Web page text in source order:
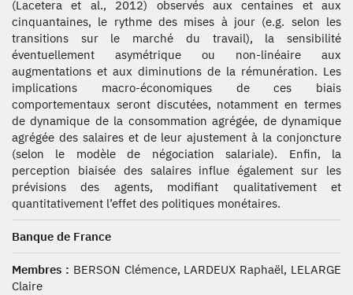
(Lacetera et al., 2012) observés aux centaines et aux
cinquantaines, le rythme des mises à jour (e.g. selon les
transitions sur le marché du travail), la sensibilité
éventuellement asymétrique ou non-linéaire aux
augmentations et aux diminutions de la rémunération. Les
implications macro-économiques de ces biais
comportementaux seront discutées, notamment en termes
de dynamique de la consommation agrégée, de dynamique
agrégée des salaires et de leur ajustement à la conjoncture
(selon le modèle de négociation salariale). Enfin, la
perception biaisée des salaires influe également sur les
prévisions des agents, modifiant qualitativement et
quantitativement l’effet des politiques monétaires.
Banque de France
Membres : BERSON Clémence, LARDEUX Raphaël, LELARGE
Claire